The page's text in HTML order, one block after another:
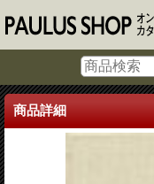
商品詳細